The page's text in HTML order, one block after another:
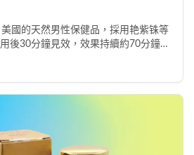
國的天然男性保健品，採用艳紫铢等
後30分鐘見效，效果持續約70分鐘且